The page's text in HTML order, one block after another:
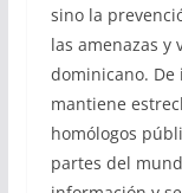
sino la
las amenazas
dominicano. De
mantiene
homólogos
partes del